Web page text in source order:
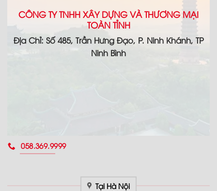
CÔNG TY TNHH XÂY DỰNG VÀ THƯƠNG MẠI
TOÀN TỈNH
Địa Chỉ: Số 485, Trần Hưng Đạo, P. Ninh Khánh, TP
Ninh Bình
058.369.9999
Tại Hà Nội